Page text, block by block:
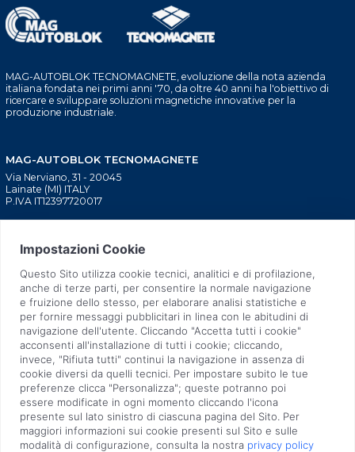
MAG-AUTOBLOK TECNOMAGNETE, evoluzione della nota azienda
italiana fondata nei primi anni '70, da oltre 40 anni ha l'obiettivo di
ricercare e sviluppare soluzioni magnetiche innovative per la
produzione industriale.
MAG-AUTOBLOK TECNOMAGNETE
Via Nerviano, 31 - 20045
Lainate (MI) ITALY
P.IVA IT12397720017
CHI SIAMO
TECNOLOGIA BREVETTATA
TECNOLOGIA SOSTENIBILE
RETE COMMERCIALE
NEWS
FIERE
QUALITÀ
LAVORA CON NOI
BLOCAGGIO MACCHINE
UTENSILI
INIEZIONE PLASTICA
SOLLEVATORI MANUALI
SOLLEVATORI ELETTRONICI
STAMPAGGIO LAMIERA
SUPPORTO PRE E POST
VENDITA
ASSISTENZA TECNICA
CONTATTI